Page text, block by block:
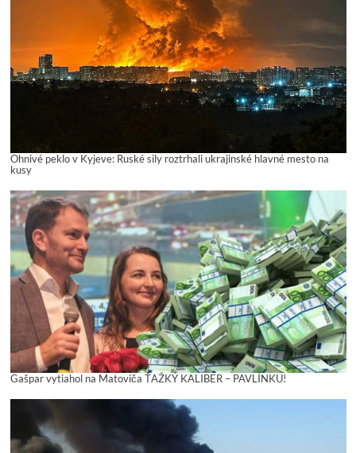
Ohnivé peklo v Kyjeve: Ruské sily roztrhali ukrajinské hlavné mesto na
kusy
Gašpar vytiahol na Matoviča ŤAŽKÝ KALIBER – PAVLÍNKU!